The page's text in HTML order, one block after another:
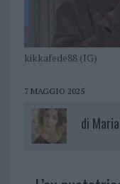
kikkafede88 (IG)
7 MAGGIO 2025
di